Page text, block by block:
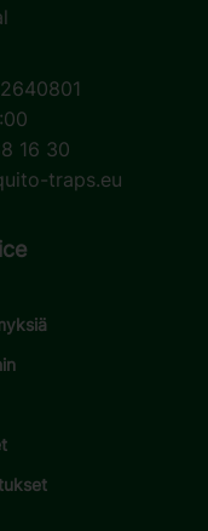
16 30
traps.eu